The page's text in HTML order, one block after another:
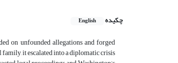
چکیده
English
on unfounded allegations and forged
family, it escalated into a diplomatic crisis